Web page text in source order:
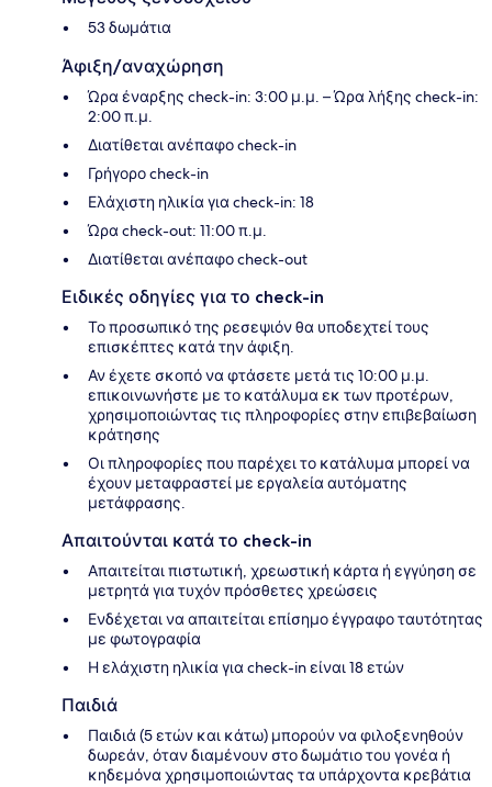
53 δωμάτια
Άφιξη/αναχώρηση
Ώρα έναρξης check-in: 3:00 μ.μ. – Ώρα λήξης check-in:
2:00 π.μ.
Διατίθεται ανέπαφο check-in
Γρήγορο check-in
Ελάχιστη ηλικία για check-in: 18
Ώρα check-out: 11:00 π.μ.
Διατίθεται ανέπαφο check-out
Ειδικές οδηγίες για το check-in
Το προσωπικό της ρεσεψιόν θα υποδεχτεί τους
επισκέπτες κατά την άφιξη.
Αν έχετε σκοπό να φτάσετε μετά τις 10:00 μ.μ.
επικοινωνήστε με το κατάλυμα εκ των προτέρων,
χρησιμοποιώντας τις πληροφορίες στην επιβεβαίωση
κράτησης
Οι πληροφορίες που παρέχει το κατάλυμα μπορεί να
έχουν μεταφραστεί με εργαλεία αυτόματης
μετάφρασης.
Απαιτούνται κατά το check-in
Απαιτείται πιστωτική, χρεωστική κάρτα ή εγγύηση σε
μετρητά για τυχόν πρόσθετες χρεώσεις
Ενδέχεται να απαιτείται επίσημο έγγραφο ταυτότητας
με φωτογραφία
Η ελάχιστη ηλικία για check-in είναι 18 ετών
Παιδιά
Παιδιά (5 ετών και κάτω) μπορούν να φιλοξενηθούν
δωρεάν, όταν διαμένουν στο δωμάτιο του γονέα ή
κηδεμόνα χρησιμοποιώντας τα υπάρχοντα κρεβάτια